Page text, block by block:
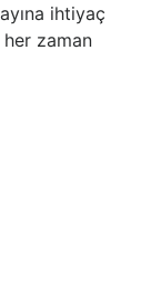
ihtiyaç
zaman